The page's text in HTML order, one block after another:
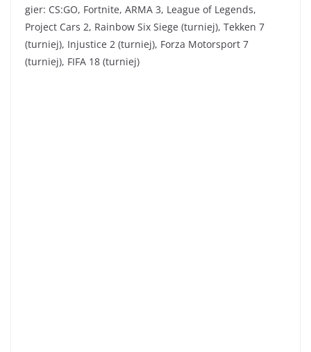
gier: CS:GO, Fortnite, ARMA 3, League of Legends,
Project Cars 2, Rainbow Six Siege (turniej), Tekken 7
(turniej), Injustice 2 (turniej), Forza Motorsport 7
(turniej), FIFA 18 (turniej)